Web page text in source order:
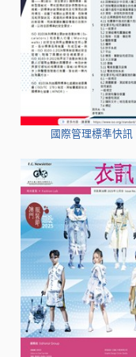
國際管理標準快訊